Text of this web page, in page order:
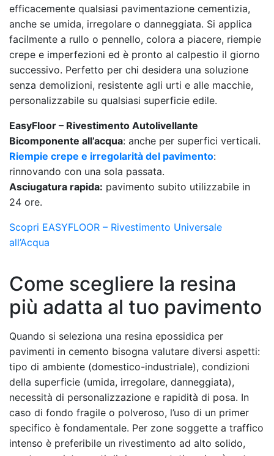
efficacemente qualsiasi pavimentazione cementizia,
anche se umida, irregolare o danneggiata. Si applica
facilmente a rullo o pennello, colora a piacere, riempie
crepe e imperfezioni ed è pronto al calpestio il giorno
successivo. Perfetto per chi desidera una soluzione
senza demolizioni, resistente agli urti e alle macchie,
personalizzabile su qualsiasi superficie edile.
EasyFloor – Rivestimento Autolivellante
Bicomponente all’acqua: anche per superfici verticali.
Riempie crepe e irregolarità del pavimento:
rinnovando con una sola passata.
Asciugatura rapida: pavimento subito utilizzabile in
24 ore.
Scopri EASYFLOOR – Rivestimento Universale
all’Acqua
Come scegliere la resina
più adatta al tuo pavimento
Quando si seleziona una resina epossidica per
pavimenti in cemento bisogna valutare diversi aspetti:
tipo di ambiente (domestico-industriale), condizioni
della superficie (umida, irregolare, danneggiata),
necessità di personalizzazione e rapidità di posa. In
caso di fondo fragile o polveroso, l’uso di un primer
specifico è fondamentale. Per zone soggette a traffico
intenso è preferibile un rivestimento ad alto solido,